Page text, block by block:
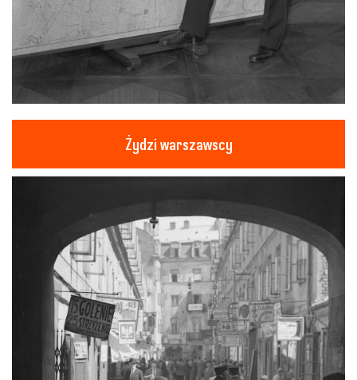
Żydzi warszawscy